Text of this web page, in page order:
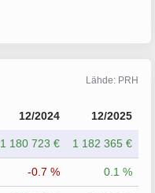
Lähde: PRH
12/2024 12/2025
1 180 723 € 1 182 365 €
-0.7 % 0.1 %